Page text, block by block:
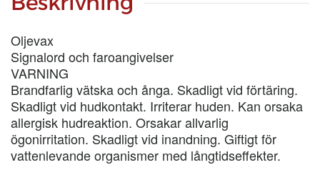
Oljevax
Signalord och faroangivelser
VARNING
Brandfarlig vätska och ånga. Skadligt vid förtäring.
Skadligt vid hudkontakt. Irriterar huden. Kan orsaka
allergisk hudreaktion. Orsakar allvarlig
ögonirritation. Skadligt vid inandning. Giftigt för
vattenlevande organismer med långtidseffekter.